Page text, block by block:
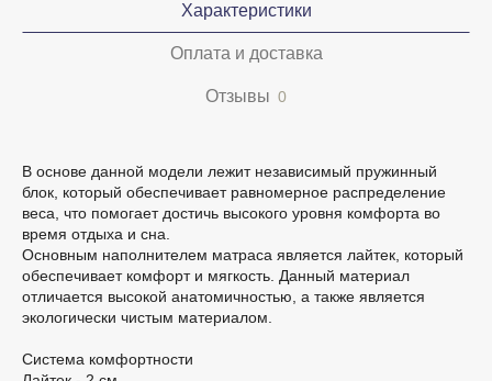
Характеристики
Оплата и доставка
Отзывы 0
В основе данной модели лежит независимый пружинный
блок, который обеспечивает равномерное распределение
веса, что помогает достичь высокого уровня комфорта во
время отдыха и сна.
Основным наполнителем матраса является лайтек, который
обеспечивает комфорт и мягкость. Данный материал
отличается высокой анатомичностью, а также является
экологически чистым материалом.
Система комфортности